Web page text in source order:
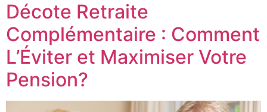
Décote Retraite
Complémentaire : Comment
L’Éviter et Maximiser Votre
Pension?